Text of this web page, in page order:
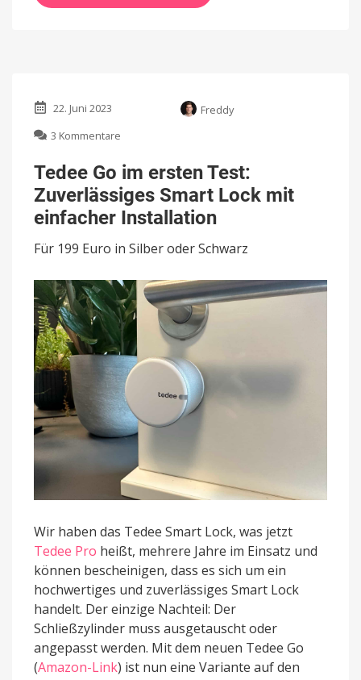
22. Juni 2023
Freddy
3 Kommentare
Go
im
ersten
Test:
Zuverlässiges
Smart
Lock
einfacher
Installation
Tedee Go im ersten Test:
Zuverlässiges Smart Lock mit
einfacher Installation
Für 199 Euro in Silber oder Schwarz
Wir haben das Tedee Smart Lock, was jetzt
Tedee Pro heißt, mehrere Jahre im Einsatz und
können bescheinigen, dass es sich um ein
hochwertiges und zuverlässiges Smart Lock
handelt. Der einzige Nachteil: Der
Schließzylinder muss ausgetauscht oder
angepasst werden. Mit dem neuen Tedee Go
(Amazon-Link) ist nun eine Variante auf den